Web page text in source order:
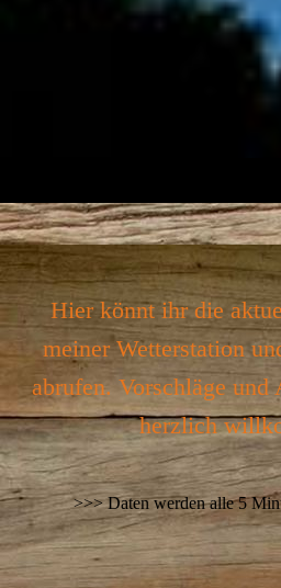
Hier könnt ihr die
meiner Wetterstation
abrufen. Vorschläge und
herzlich
>>> Daten werden alle 5